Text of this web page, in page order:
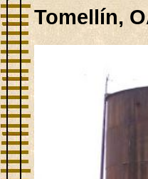
Tomellín,